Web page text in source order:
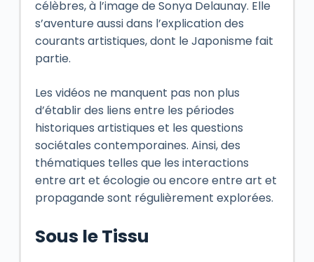
célèbres, à l’image de Sonya Delaunay. Elle
s’aventure aussi dans l’explication des
courants artistiques, dont le Japonisme fait
partie.
Les vidéos ne manquent pas non plus
d’établir des liens entre les périodes
historiques artistiques et les questions
sociétales contemporaines. Ainsi, des
thématiques telles que les interactions
entre art et écologie ou encore entre art et
propagande sont régulièrement explorées.
Sous le Tissu